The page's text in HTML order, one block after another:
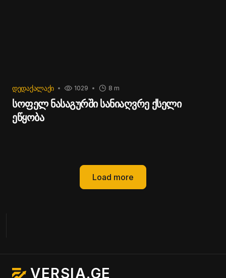
ᲓᲔᲓᲐᲥᲐᲚᲐᲥᲘ 8 m
1029
სოფელ ნასაგურში სანიაღვრე ქსელი
ეწყობა
Load more
VERSIA.GE